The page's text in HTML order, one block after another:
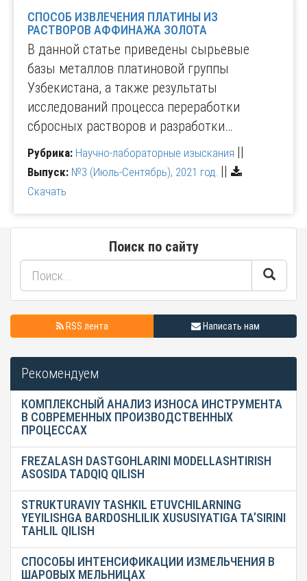
СПОСОБ ИЗВЛЕЧЕНИЯ ПЛАТИНЫ ИЗ
РАСТВОРОВ АФФИНАЖА ЗОЛОТА
В данной статье приведены сырьевые
базы металлов платиновой группы
Узбекистана, а также результаты
исследований процесса переработки
сбросных растворов и разработки…
Рубрика: Научно-лабораторные изыскания ||
Выпуск: №3 (Июль-Сентябрь), 2021 год. ||
Скачать
Поиск по сайту
RSS лента Написать нам
Рекомендуем
КОМПЛЕКСНЫЙ АНАЛИЗ ИЗНОСА ИНСТРУМЕНТА
В СОВРЕМЕННЫХ ПРОИЗВОДСТВЕННЫХ
ПРОЦЕССАХ
FREZALASH DASTGOHLARINI MODELLASHTIRISH
ASOSIDA TADQIQ QILISH
STRUKTURAVIY TASHKIL ETUVCHILARNING
YEYILISHGA BARDOSHLILIK XUSUSIYATIGA TA’SIRINI
TAHLIL QILISH
СПОСОБЫ ИНТЕНСИФИКАЦИИ ИЗМЕЛЬЧЕНИЯ В
ШАРОВЫХ МЕЛЬНИЦАХ